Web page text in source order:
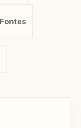
Fontes